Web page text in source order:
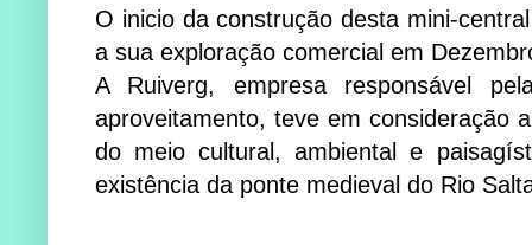
O inicio da construção des­ta mini-
a sua exploração comercial em
A Ruiverg, empresa res­pon­sável
aproveitamento, teve em consideração
do meio cul­tu­­ral, ambiental e
existência da ponte medieval do Rio